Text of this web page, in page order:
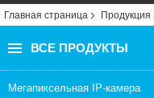
Главная страница Продукция
ВСЕ ПРОДУКТЫ
Мегапиксельная IP-камера